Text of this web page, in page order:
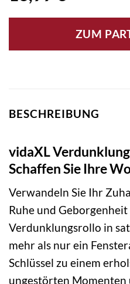
ZUM
BESCHREIBUNG
vidaXL
Schaffen Sie Ihre
Verwandeln Sie Ihr
Ruhe und
Verdunklungsrollo in
mehr als nur ein
Schlüssel zu einem
ungestörten